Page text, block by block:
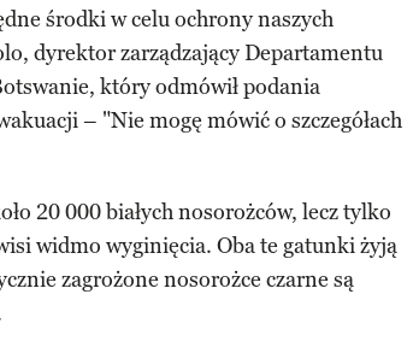
środki w celu ochrony naszych
dyrektor zarządzający Departamentu
który odmówił podania
– "Nie mogę mówić o szczegółach
20 000 białych nosorożców, lecz tylko
widmo wyginięcia. Oba te gatunki żyją
zagrożone nosorożce czarne są